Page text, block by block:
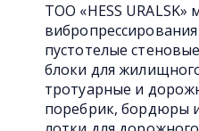
ТОО «HESS URALSK»
пустотелые
блоки для
тротуарные и
поребрик, бордюры